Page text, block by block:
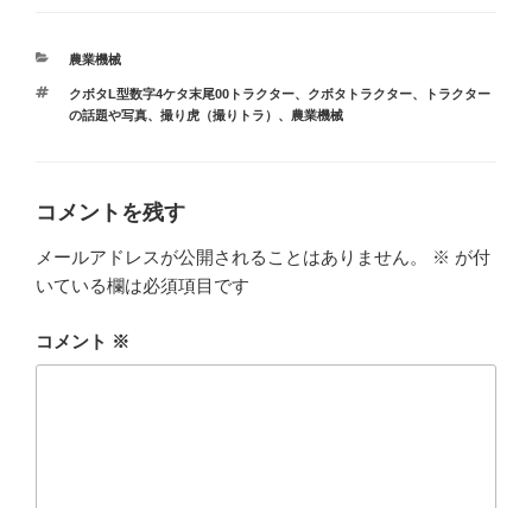
カ
ゴ
リ
農業機械
タ
グ
クボタL型数字4ケタ末尾00トラクター、 クボタトラクター、
トラクター
の話題や写真、 撮り虎（撮りトラ） 、 農業機械
コメントを残す
メールアドレスが公開されることはありません。 ※ が付
いている欄は必須項目です
コメント ※